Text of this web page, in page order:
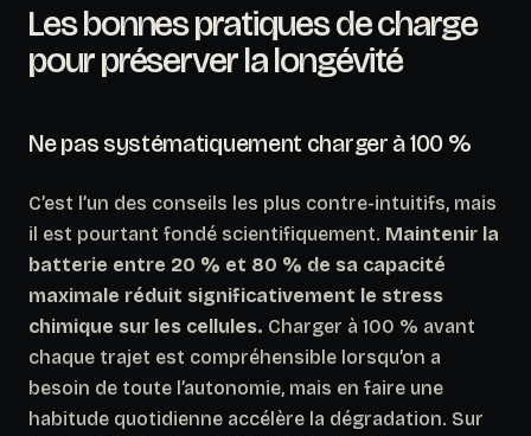
Les bonnes pratiques de charge
pour préserver la longévité
Ne pas systématiquement charger à 100 %
C’est l’un des conseils les plus contre-intuitifs, mais
il est pourtant fondé scientifiquement. Maintenir la
batterie entre 20 % et 80 % de sa capacité
maximale réduit significativement le stress
chimique sur les cellules. Charger à 100 % avant
chaque trajet est compréhensible lorsqu’on a
besoin de toute l’autonomie, mais en faire une
habitude quotidienne accélère la dégradation. Sur